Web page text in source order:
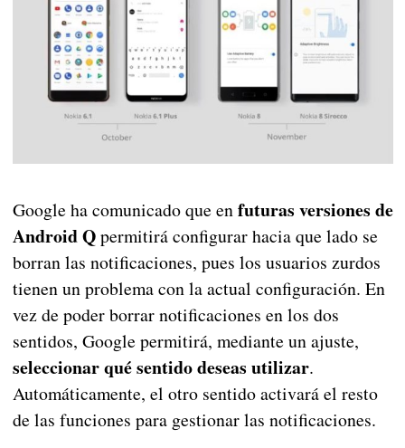
Google ha comunicado que enfuturas versiones de
Android Qpermitirá configurar hacia que lado se
borran las notificaciones, pues los usuarios zurdos
tienen un problema con la actual configuración. En
vez de poder borrar notificaciones en los dos
sentidos, Google permitirá, mediante un ajuste,
seleccionar qué sentido deseas utilizar.
Automáticamente, el otro sentido activará el resto
de las funciones para gestionar las notificaciones.